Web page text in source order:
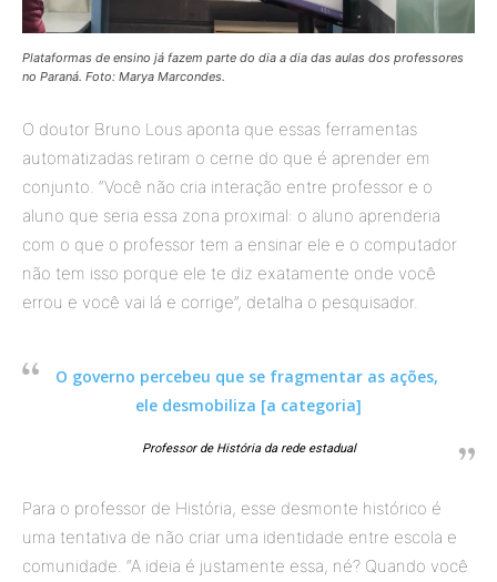
Plataformas de ensino já fazem parte do dia a dia das aulas dos professores
no Paraná. Foto: Marya Marcondes.
O doutor Bruno Lous aponta que essas ferramentas
automatizadas retiram o cerne do que é aprender em
conjunto. “Você não cria interação entre professor e o
aluno que seria essa zona proximal: o aluno aprenderia
com o que o professor tem a ensinar ele e o computador
não tem isso porque ele te diz exatamente onde você
errou e você vai lá e corrige”, detalha o pesquisador.
O governo percebeu que se fragmentar as ações,
ele desmobiliza [a categoria]
Professor de História da rede estadual
Para o professor de História, esse desmonte histórico é
uma tentativa de não criar uma identidade entre escola e
comunidade. “A ideia é justamente essa, né? Quando você